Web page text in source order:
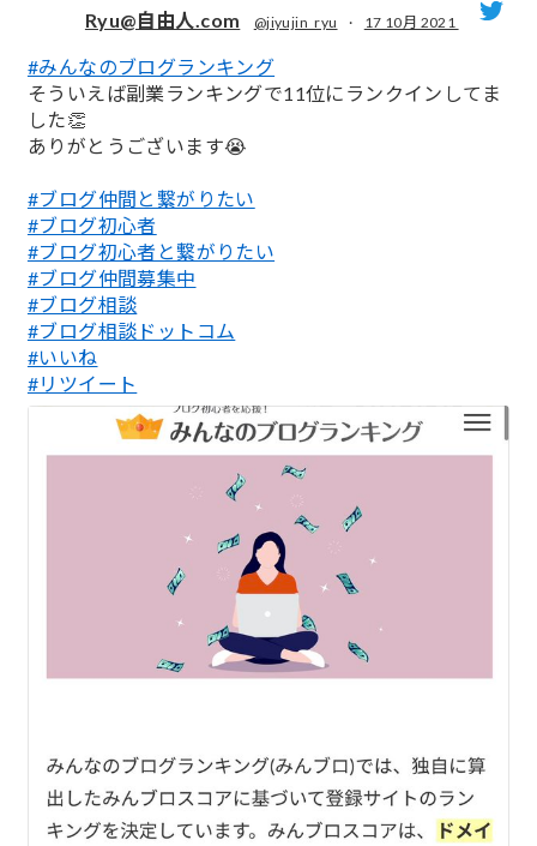
;
Ryu@自由人.com @jiyujin_ryu · 17 10月 2021
#みんなのブログランキング
そういえば副業ランキングで11位にランクインしてま
した👏
ありがとうございます😭
#ブログ仲間と繋がりたい
#ブログ初心者
#ブログ初心者と繋がりたい
#ブログ仲間募集中
#ブログ相談
#ブログ相談ドットコム
#いいね
#リツイート